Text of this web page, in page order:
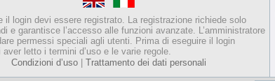
il login devi essere registrato. La registrazione richiede solo
e garantisce l’accesso alle funzioni avanzate. L’amministratore
permessi speciali agli utenti. Prima di eseguire il login
letto i termini d’uso e le varie regole.
Condizioni d’uso
Trattamento dei dati personali